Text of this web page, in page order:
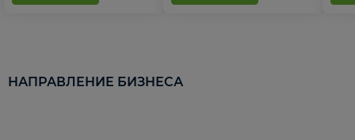
НАПРАВЛЕНИЕ БИЗНЕСА